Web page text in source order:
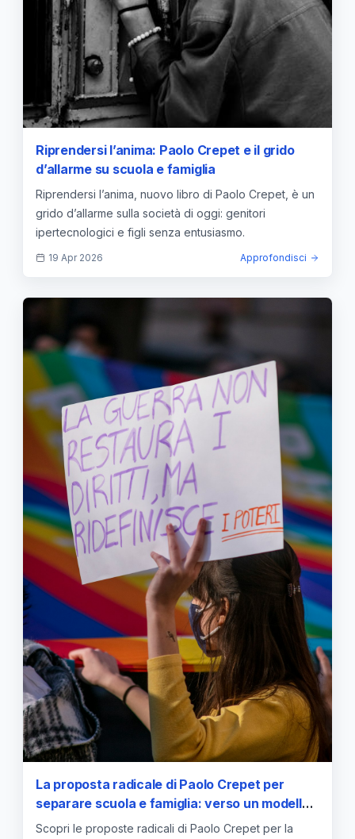
Riprendersi l’anima: Paolo Crepet e il grido
d’allarme su scuola e famiglia
Riprendersi l’anima, nuovo libro di Paolo Crepet, è un
grido d’allarme sulla società di oggi: genitori
ipertecnologici e figli senza entusiasmo.
19 Apr 2026 Approfondisci
La proposta radicale di Paolo Crepet per
separare scuola e famiglia: verso un modello
di autonomia per gli studenti
Scopri le proposte radicali di Paolo Crepet per la